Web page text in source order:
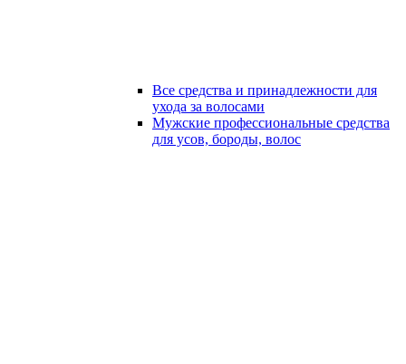
Все средства и принадлежности для
ухода за волосами
Мужские профессиональные средства
для усов, бороды, волос